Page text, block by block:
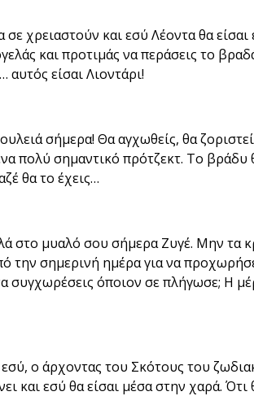
χρειαστούν και εσύ Λέοντα θα είσαι
και προτιμάς να περάσεις το
αυτός είσαι Λιοντάρι!
σήμερα! Θα αγχωθείς, θα
πολύ σημαντικό πρότζεκτ. Το βράδυ
θα το έχεις…
στο μυαλό σου σήμερα Ζυγέ. Μην τα
την σημερινή ημέρα για να
συγχωρέσεις όποιον σε πλήγωσε; Η
ο άρχοντας του Σκότους του
και εσύ θα είσαι μέσα στην χαρά.